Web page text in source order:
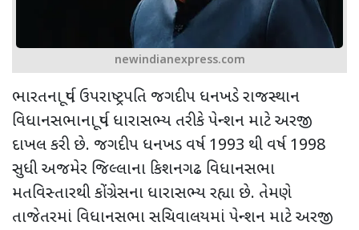
newindianexpress.com
ભારતના પૂર્વ ઉપરાષ્ટ્રપતિ જગદીપ ધનખડે રાજસ્થાન
વિધાનસભાના પૂર્વ ધારાસભ્ય તરીકે પેન્શન માટે અરજી
દાખલ કરી છે. જગદીપ ધનખડ વર્ષ 1993 થી વર્ષ 1998
સુધી અજમેર જિલ્લાના કિશનગઢ વિધાનસભા
મતવિસ્તારથી કોંગ્રેસના ધારાસભ્ય રહ્યા છે. તેમણે
તાજેતરમાં વિધાનસભા સચિવાલયમાં પેન્શન માટે અરજી